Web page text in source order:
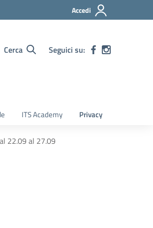
Accedi
Cerca Seguici su:
ITS Academy Privacy
22.09 al 27.09